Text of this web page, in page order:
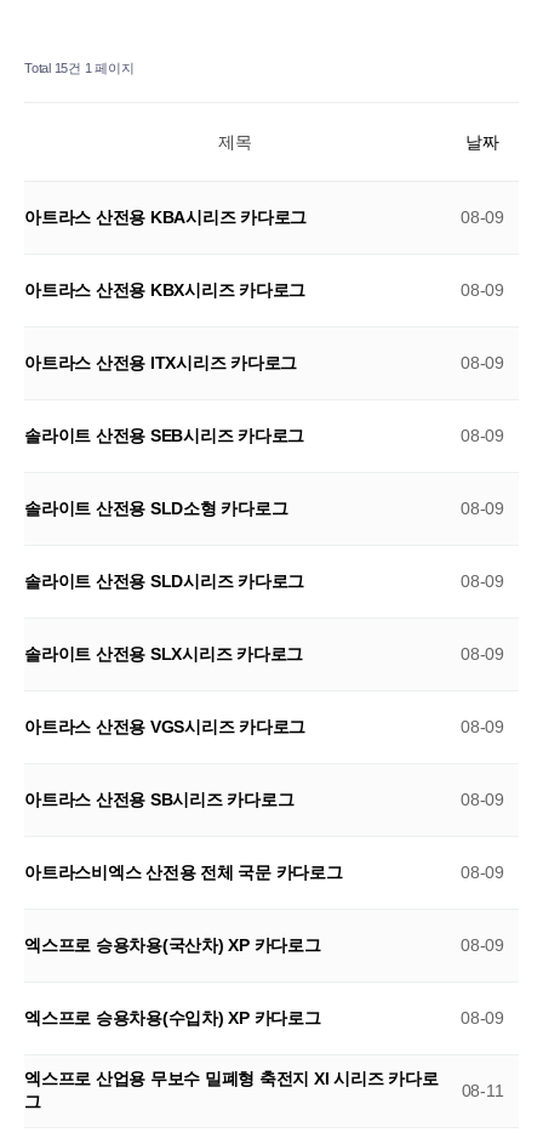
Total 15건 1 페이지
제목 날짜
아트라스 산전용 KBA시리즈 카다로그 08-09
아트라스 산전용 KBX시리즈 카다로그 08-09
아트라스 산전용 ITX시리즈 카다로그 08-09
솔라이트 산전용 SEB시리즈 카다로그 08-09
솔라이트 산전용 SLD소형 카다로그 08-09
솔라이트 산전용 SLD시리즈 카다로그 08-09
솔라이트 산전용 SLX시리즈 카다로그 08-09
아트라스 산전용 VGS시리즈 카다로그 08-09
아트라스 산전용 SB시리즈 카다로그 08-09
아트라스비엑스 산전용 전체 국문 카다로그 08-09
엑스프로 승용차용(국산차) XP 카다로그 08-09
엑스프로 승용차용(수입차) XP 카다로그 08-09
엑스프로 산업용 무보수 밀폐형 축전지 XI 시리즈 카다로
그
08-11